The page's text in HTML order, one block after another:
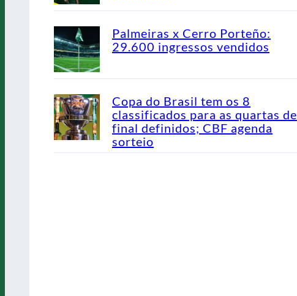
Palmeiras x Cerro Porteño:
29.600 ingressos vendidos
Copa do Brasil tem os 8
classificados para as quartas de
final definidos; CBF agenda
sorteio